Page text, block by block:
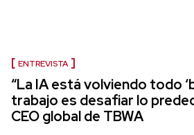
ENTREVISTA
“La IA está volviendo todo
trabajo es desafiar lo
CEO global de TBWA